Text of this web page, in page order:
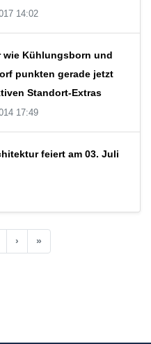
14:02
wie Kühlungsborn und
punkten gerade jetzt
Standort-Extras
17:49
feiert am 03. Juli
› »